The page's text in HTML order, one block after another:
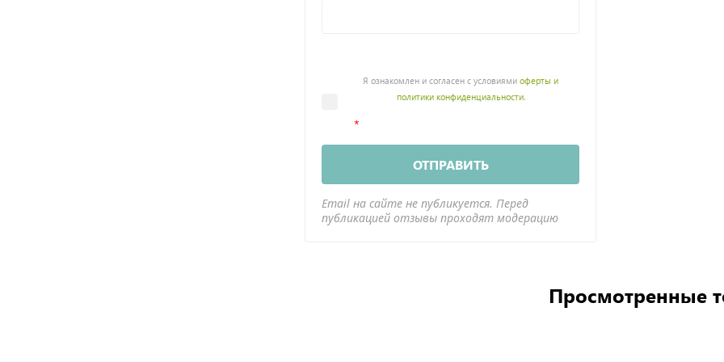
Я ознакомлен и согласен с условиямиоферты и
политики конфиденциальности.
ОТПРАВИТЬ
Email на сайте не публикуется. Перед
публикацией отзывы проходят модерацию
Просмотренные